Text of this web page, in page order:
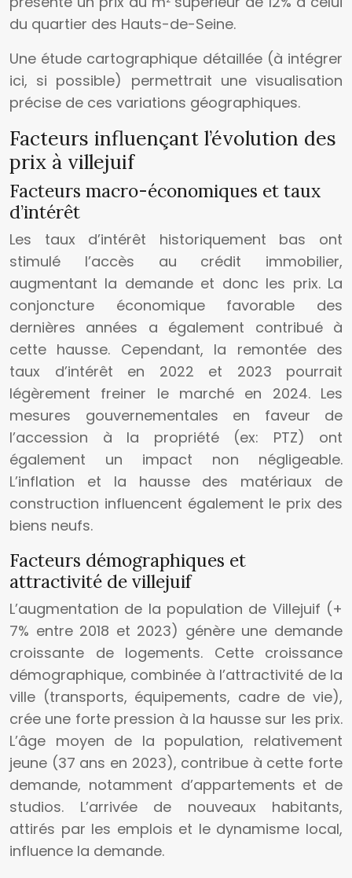
du quartier des Hauts-de-Seine.
Une étude cartographique détaillée (à intégrer
ici, si possible) permettrait une visualisation
précise de ces variations géographiques.
Facteurs influençant l’évolution des
prix à villejuif
Facteurs macro-économiques et taux
d’intérêt
Les taux d’intérêt historiquement bas ont
stimulé l’accès au crédit immobilier,
augmentant la demande et donc les prix. La
conjoncture économique favorable des
dernières années a également contribué à
cette hausse. Cependant, la remontée des
taux d’intérêt en 2022 et 2023 pourrait
légèrement freiner le marché en 2024. Les
mesures gouvernementales en faveur de
l’accession à la propriété (ex: PTZ) ont
également un impact non négligeable.
L’inflation et la hausse des matériaux de
construction influencent également le prix des
biens neufs.
Facteurs démographiques et
attractivité de villejuif
L’augmentation de la population de Villejuif (+
7% entre 2018 et 2023) génère une demande
croissante de logements. Cette croissance
démographique, combinée à l’attractivité de la
ville (transports, équipements, cadre de vie),
crée une forte pression à la hausse sur les prix.
L’âge moyen de la population, relativement
jeune (37 ans en 2023), contribue à cette forte
demande, notamment d’appartements et de
studios. L’arrivée de nouveaux habitants,
attirés par les emplois et le dynamisme local,
influence la demande.